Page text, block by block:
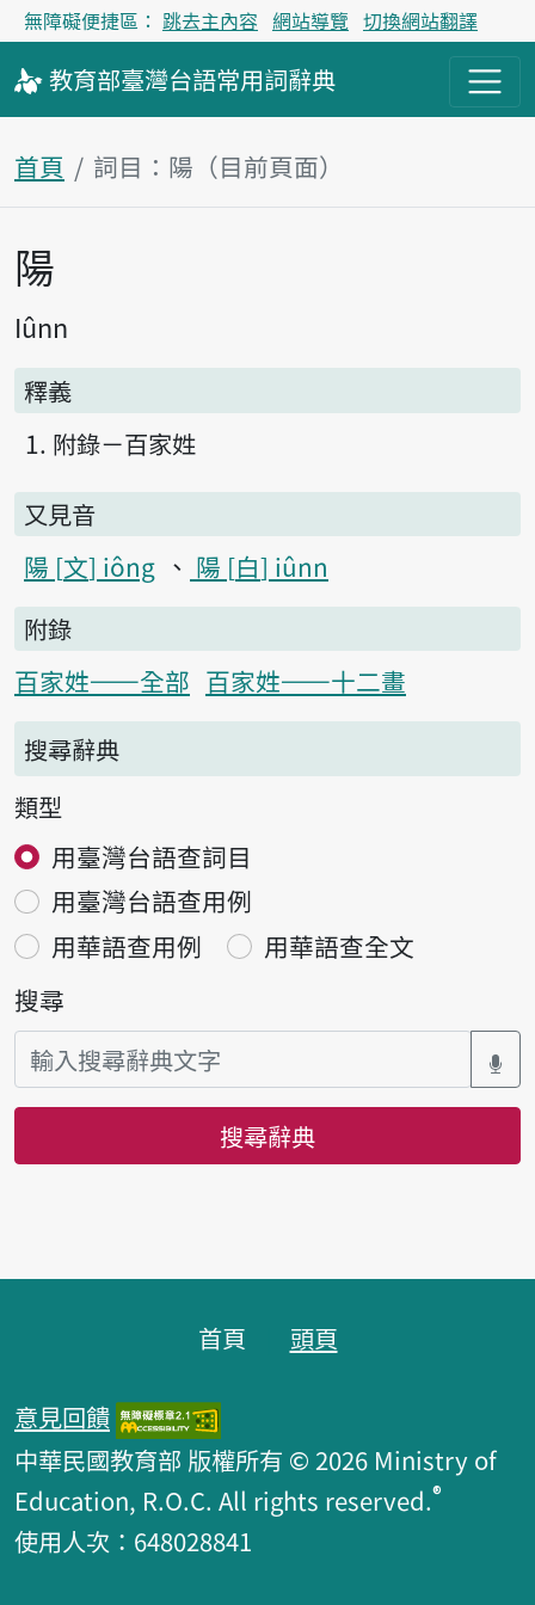
無障礙便捷區： 跳去主內容 網站導覽 切換網站翻譯
教育部臺灣台語常用詞辭典
首頁 詞目：陽（目前頁面）
主內容區塊
陽
Iûnn
釋義
附錄－百家姓
又見音
陽 文 iông 陽 白 iûnn
附錄
百家姓——全部 百家姓——十二畫
搜尋辭典
類型
用臺灣台語查詞目
用臺灣台語查用例
用華語查用例
用華語查全文
搜尋
搜尋辭典
首頁 頭頁
意見回饋
中華民國教育部 版權所有 © 2026 Ministry of
Education, R.O.C. All rights reserved.®
使用人次：648028841